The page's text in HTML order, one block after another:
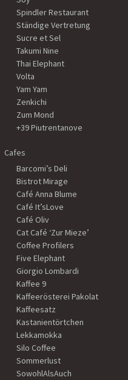
Spindler Restaurant
Ständige Vertretung
Sucre et Sel
Takumi Nine
Thai Elephant
Volta
Yam Yam
Zenkichi
Zum Mond
+39 Piutrentanove
Cafes
Barcomi’s Deli
Bistrot Mirage
Café Anna Blume
Café It’sLove
Café Oliv
Cat Café ‘Zur Mieze’
Coffee Profilers
Five Elephant
Giorgio Lombardi
Kaffee 9
Kaffeerösterei Pakolat
Kaffeesatz
Kastanientörtchen
Lekkamokka
Silo Coffee
Sommerlust
SowohlAlsAuch